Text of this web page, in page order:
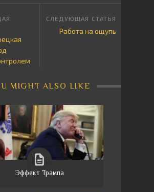
Работа на ощупь
MIGHT ALSO LIKE
Эффект Трампа